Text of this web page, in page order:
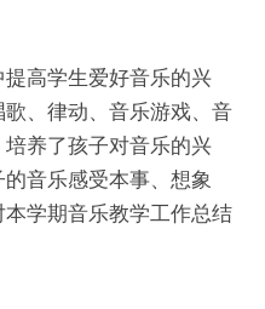
高学生爱好音乐的兴
、律动、音乐游戏、音
养了孩子对音乐的兴
音乐感受本事、想象
学期音乐教学工作总结